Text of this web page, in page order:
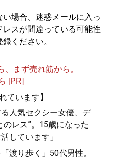
二度死ぬ。それは避けよう
のないことだ"――
場合、迷惑メールに入っ
スが間違っている可能性
ください。
まず売れ筋から。
[PR]
ています】
人気セクシー女優、デ
のレス”。15歳になった
しています」
渡り歩く」50代男性。